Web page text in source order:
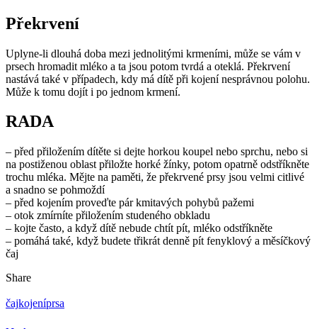
Překrvení
Uplyne-li dlouhá doba mezi jednolitými krmeními, může se vám v
prsech hromadit mléko a ta jsou potom tvrdá a oteklá. Překrvení
nastává také v případech, kdy má dítě při kojení nesprávnou polohu.
Může k tomu dojít i po jednom krmení.
RADA
– před přiložením dítěte si dejte horkou koupel nebo sprchu, nebo si
na postiženou oblast přiložte horké žínky, potom opatrně odstříkněte
trochu mléka. Mějte na paměti, že překrvené prsy jsou velmi citlivé
a snadno se pohmoždí
– před kojením proveďte pár kmitavých pohybů pažemi
– otok zmírníte přiložením studeného obkladu
– kojte často, a když dítě nebude chtít pít, mléko odstříkněte
– pomáhá také, když budete třikrát denně pít fenyklový a měsíčkový
čaj
Share
čajkojeníprsa